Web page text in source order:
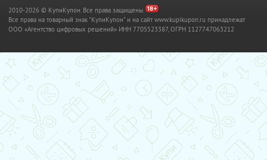
2010-2026 © КупиКупон. Все права защищены.
Все права на товарный знак "КупиКупон" и на сайт www.kupikupon.ru принадлежат
OOO «Агентство цифровых решений» ИНН 7705523387, ОГРН 1127747063212